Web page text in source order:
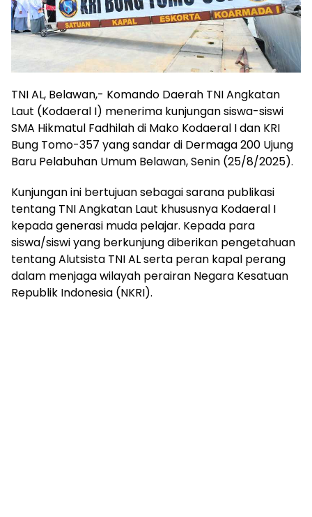
TNI AL, Belawan,- Komando Daerah TNI Angkatan
Laut (Kodaeral I) menerima kunjungan siswa-siswi
SMA Hikmatul Fadhilah di Mako Kodaeral I dan KRI
Bung Tomo-357 yang sandar di Dermaga 200 Ujung
Baru Pelabuhan Umum Belawan, Senin (25/8/2025).
Kunjungan ini bertujuan sebagai sarana publikasi
tentang TNI Angkatan Laut khususnya Kodaeral I
kepada generasi muda pelajar. Kepada para
siswa/siswi yang berkunjung diberikan pengetahuan
tentang Alutsista TNI AL serta peran kapal perang
dalam menjaga wilayah perairan Negara Kesatuan
Republik Indonesia (NKRI).